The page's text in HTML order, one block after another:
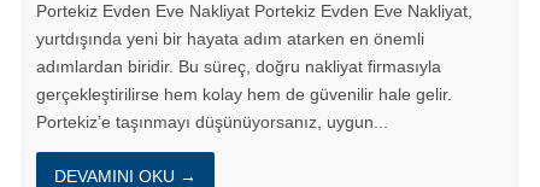
Portekiz Evden Eve Nakliyat Portekiz Evden Eve Nakliyat,
yurtdışında yeni bir hayata adım atarken en önemli
adımlardan biridir. Bu süreç, doğru nakliyat firmasıyla
gerçekleştirilirse hem kolay hem de güvenilir hale gelir.
Portekiz’e taşınmayı düşünüyorsanız, uygun...
DEVAMINI OKU →